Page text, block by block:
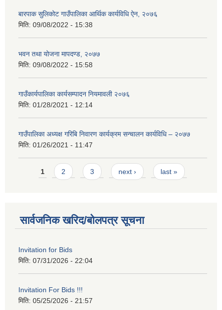
बारपाक सुलिकोट गाउँपालिका आर्थिक कार्यविधि ऐन, २०७६
मिति: 09/08/2022 - 15:38
भवन तथा योजना मापदण्ड, २०७७
मिति: 09/08/2022 - 15:58
गाउँकार्यपालिका कार्यसम्पादन नियमावली २०७६
मिति: 01/28/2021 - 12:14
गाउँपालिका अध्यक्ष गरिबि निवारण कार्यक्रम सन्चालन कार्यविधि – २०७७
मिति: 01/26/2021 - 11:47
Pages
1 2 3 next › last »
सार्वजनिक खरिद/बोलपत्र सूचना
Invitation for Bids
मिति: 07/31/2026 - 22:04
Invitation For Bids !!!
मिति: 05/25/2026 - 21:57